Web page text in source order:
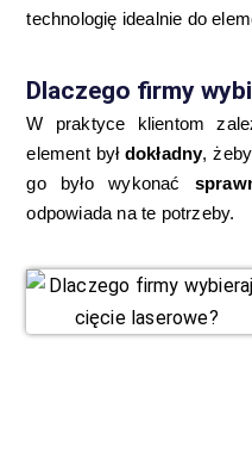
technologię idealnie do
Dlaczego firmy
W praktyce klientom
element był dokładny,
go było wykonać
odpowiada na te potrzeby.